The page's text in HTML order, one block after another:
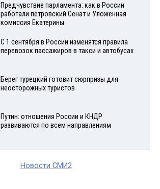
Предчувствие парламента: как в России
работали петровский Сенат и Уложенная
комиссия Екатерины
С 1 сентября в России изменятся правила
перевозок пассажиров в такси и автобусах
Берег турецкий готовит сюрпризы для
неосторожных туристов
Путин: отношения России и КНДР
развиваются по всем направлениям
Новости СМИ2